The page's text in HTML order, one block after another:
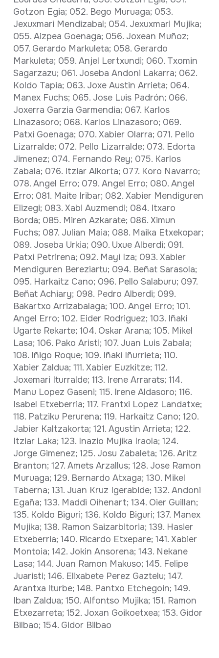
Gotzon Egia; 052. Bego Muruaga; 053.
Jexuxmari Mendizabal; 054. Jexuxmari Mujika;
055. Aizpea Goenaga; 056. Joxean Muñoz;
057. Gerardo Markuleta; 058. Gerardo
Markuleta; 059. Anjel Lertxundi; 060. Txomin
Sagarzazu; 061. Joseba Andoni Lakarra; 062.
Koldo Tapia; 063. Joxe Austin Arrieta; 064.
Manex Fuchs; 065. Jose Luis Padrón; 066.
Joxerra Garzia Garmendia; 067. Karlos
Linazasoro; 068. Karlos Linazasoro; 069.
Patxi Goenaga; 070. Xabier Olarra; 071. Pello
Lizarralde; 072. Pello Lizarralde; 073. Edorta
Jimenez; 074. Fernando Rey; 075. Karlos
Zabala; 076. Itziar Alkorta; 077. Koro Navarro;
078. Angel Erro; 079. Angel Erro; 080. Angel
Erro; 081. Maite Iribar; 082. Xabier Mendiguren
Elizegi; 083. Xabi Auzmendi; 084. Itxaro
Borda; 085. Miren Azkarate; 086. Ximun
Fuchs; 087. Julian Maia; 088. Maika Etxekopar;
089. Joseba Urkia; 090. Uxue Alberdi; 091.
Patxi Petrirena; 092. Mayi Iza; 093. Xabier
Mendiguren Bereziartu; 094. Beñat Sarasola;
095. Harkaitz Cano; 096. Pello Salaburu; 097.
Beñat Achiary; 098. Pedro Alberdi; 099.
Bakartxo Arrizabalaga; 100. Angel Erro; 101.
Angel Erro; 102. Eider Rodriguez; 103. Iñaki
Ugarte Rekarte; 104. Oskar Arana; 105. Mikel
Lasa; 106. Pako Aristi; 107. Juan Luis Zabala;
108. Iñigo Roque; 109. Iñaki Iñurrieta; 110.
Xabier Zaldua; 111. Xabier Euzkitze; 112.
Joxemari Iturralde; 113. Irene Arrarats; 114.
Manu Lopez Gaseni; 115. Irene Aldasoro; 116.
Isabel Etxeberria; 117. Frantxi Lopez Landatxe;
118. Patziku Perurena; 119. Harkaitz Cano; 120.
Jabier Kaltzakorta; 121. Agustin Arrieta; 122.
Itziar Laka; 123. Inazio Mujika Iraola; 124.
Jorge Gimenez; 125. Josu Zabaleta; 126. Aritz
Branton; 127. Amets Arzallus; 128. Jose Ramon
Muruaga; 129. Bernardo Atxaga; 130. Mikel
Taberna; 131. Juan Kruz Igerabide; 132. Andoni
Egaña; 133. Maddi Oihenart; 134. Oier Guillan;
135. Koldo Biguri; 136. Koldo Biguri; 137. Manex
Mujika; 138. Ramon Saizarbitoria; 139. Hasier
Etxeberria; 140. Ricardo Etxepare; 141. Xabier
Montoia; 142. Jokin Ansorena; 143. Nekane
Lasa; 144. Juan Ramon Makuso; 145. Felipe
Juaristi; 146. Elixabete Perez Gaztelu; 147.
Arantxa lturbe; 148. Pantxo Etchegoin; 149.
Iban Zaldua; 150. Alfontso Mujika; 151. Ramon
Etxezarreta; 152. Joxan Goikoetxea; 153. Gidor
Bilbao; 154. Gidor Bilbao